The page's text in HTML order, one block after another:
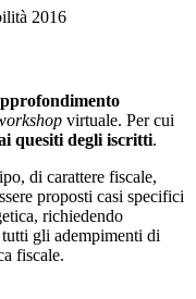
2016
virtuale. Per cui
quesiti degli iscritti.
di carattere fiscale,
proposti casi specifici
richiedendo
gli adempimenti di
fiscale.